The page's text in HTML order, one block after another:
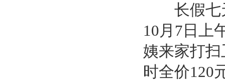
长假七天
10月7日上
姨来家打
时全价120